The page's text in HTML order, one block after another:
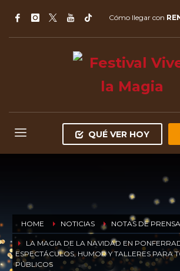
Cómo llegar con
QUÉ VER HOY
HOME NOTICIAS NOTAS DE PRENSA
LA MAGIA DE LA NAVIDAD EN
ESPECTÁCULOS, HUMOR Y TALLERES PARA
PÚBLICOS